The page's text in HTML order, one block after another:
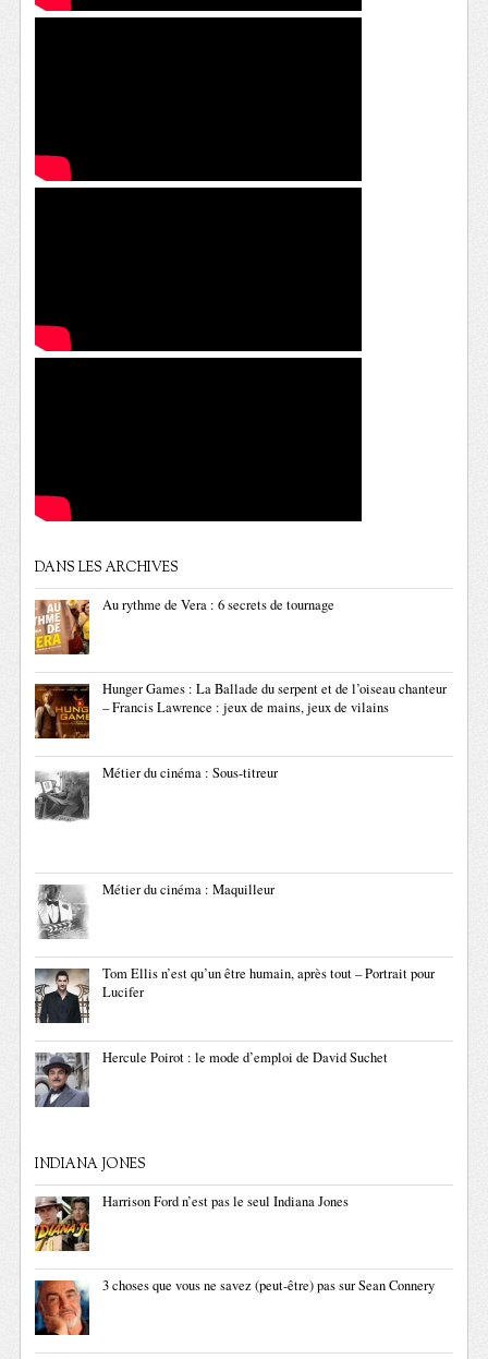
DANS LES ARCHIVES
Au rythme de Vera : 6 secrets de tournage
Hunger Games : La Ballade du serpent et de l’oiseau chanteur
– Francis Lawrence : jeux de mains, jeux de vilains
Métier du cinéma : Sous-titreur
Métier du cinéma : Maquilleur
Tom Ellis n’est qu’un être humain, après tout – Portrait pour
Lucifer
Hercule Poirot : le mode d’emploi de David Suchet
INDIANA JONES
Harrison Ford n’est pas le seul Indiana Jones
3 choses que vous ne savez (peut-être) pas sur Sean Connery